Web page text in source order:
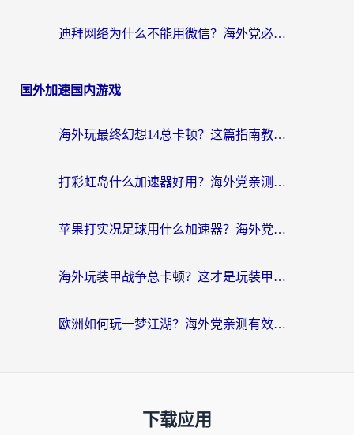
迪拜网络为什么不能用微信？海外党必看的回国加速解决方案
国外加速国内游戏
海外玩最终幻想14总卡顿？这篇指南教你选对加速器（附非洲美国玩家实测）
打彩虹岛什么加速器好用？海外党亲测的国服游戏加速终极指南
苹果打实况足球用什么加速器？海外党亲测有效的国服游戏加速指南
海外玩装甲战争总卡顿？这才是玩装甲战争最好的加速器（附马来西亚玩重装上阵攻略）
欧洲如何玩一梦江湖？海外党亲测有效的国服游戏加速指南
下载应用